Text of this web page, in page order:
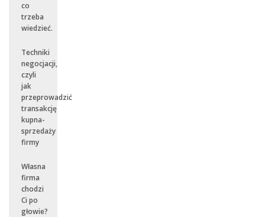
co
trzeba
wiedzieć.
Techniki
negocjacji,
czyli
jak
przeprowadzić
transakcję
kupna-
sprzedaży
firmy
Własna
firma
chodzi
Ci po
głowie?